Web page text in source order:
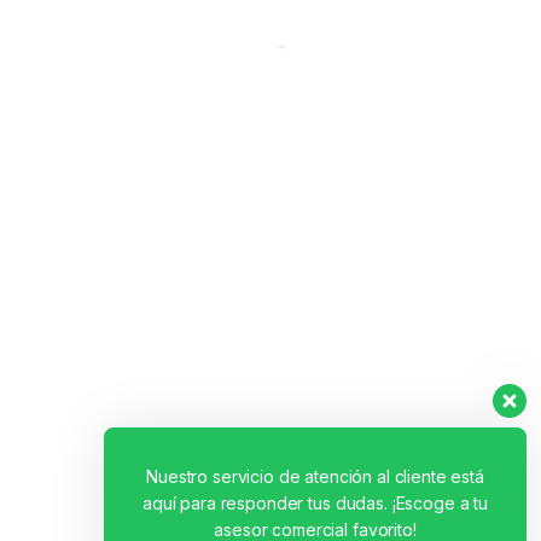
RECLAMA
UN REGALO
Nuestro servicio de atención al cliente está
aquí para responder tus dudas. ¡Escoge a tu
asesor comercial favorito!